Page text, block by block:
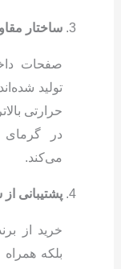
ساختار
صفحات
تولید
حرارتی
در گرمای
می‌کند.
پشتیبانی
خرید از
بلکه همراه